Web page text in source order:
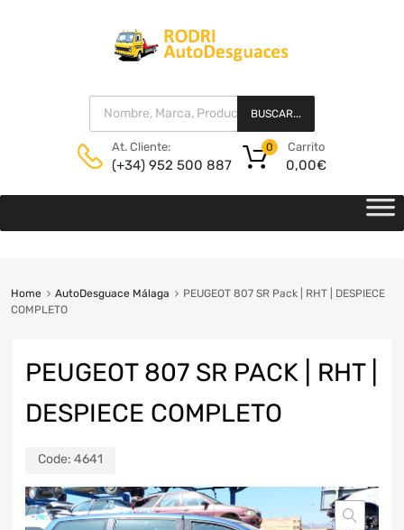
BUSCAR...
At. Cliente:
(+34) 952 500 887
Carrito
0,00€
0
Home AutoDesguace Málaga
PEUGEOT 807 SR Pack | RHT | DESPIECE
COMPLETO
PEUGEOT 807 SR PACK | RHT |
DESPIECE COMPLETO
Code: 4641